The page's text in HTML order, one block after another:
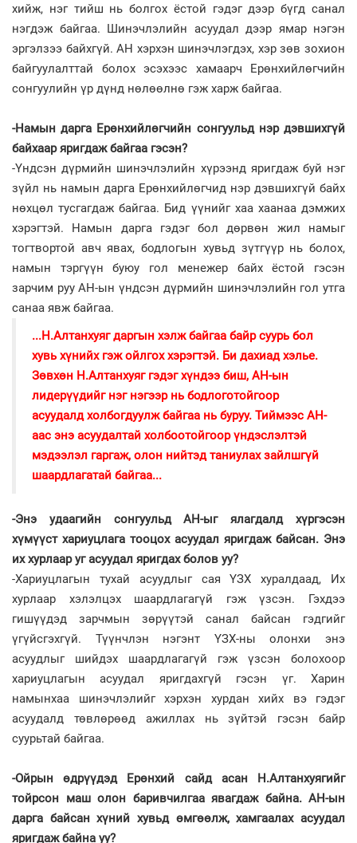
хийж, нэг тийш нь болгох ёстой гэдэг дээр бүгд санал
нэгдэж байгаа. Шинэчлэлийн асуудал дээр ямар нэгэн
эргэлзээ байхгүй. АН хэрхэн шинэчлэгдэх, хэр зөв зохион
байгуулалттай болох эсэхээс хамаарч Ерөнхийлөгчийн
сонгуулийн үр дүнд нөлөөлнө гэж харж байгаа.
-Намын дарга Ерөнхийлөгчийн сонгуульд нэр дэвшихгүй
байхаар яригдаж байгаа гэсэн?
-Үндсэн дүрмийн шинэчлэлийн хүрээнд яригдаж буй нэг
зүйл нь намын дарга Ерөнхийлөгчид нэр дэвшихгүй байх
нөхцөл тусгагдаж байгаа. Бид үүнийг хаа хаанаа дэмжих
хэрэгтэй. Намын дарга гэдэг бол дөрвөн жил намыг
тогтвортой авч явах, бодлогын хувьд зүтгүүр нь болох,
намын тэргүүн буюу гол менежер байх ёстой гэсэн
зарчим руу АН-ын үндсэн дүрмийн шинэчлэлийн гол утга
санаа явж байгаа.
...Н.Алтанхуяг даргын хэлж байгаа байр суурь бол
хувь хүнийх гэж ойлгох хэрэгтэй. Би дахиад хэлье.
Зөвхөн Н.Алтанхуяг гэдэг хүндээ биш, АН-ын
лидерүүдийг нэг нэгээр нь бодлоготойгоор
асуудалд холбогдуулж байгаа нь буруу. Тиймээс АН-
аас энэ асуудалтай холбоотойгоор үндэслэлтэй
мэдээлэл гаргаж, олон нийтэд таниулах зайлшгүй
шаардлагатай байгаа...
-Энэ удаагийн сонгуульд АН-ыг ялагдалд хүргэсэн
хүмүүст хариуцлага тооцох асуудал яригдаж байсан. Энэ
их хурлаар уг асуудал яригдах болов уу?
-Хариуцлагын тухай асуудлыг сая ҮЗХ хуралдаад, Их
хурлаар хэлэлцэх шаардлагагүй гэж үзсэн. Гэхдээ
гишүүдэд зарчмын зөрүүтэй санал байсан гэдгийг
үгүйсгэхгүй. Түүнчлэн нэгэнт ҮЗХ-ны олонхи энэ
асуудлыг шийдэх шаардлагагүй гэж үзсэн болохоор
хариуцлагын асуудал яригдахгүй гэсэн үг. Харин
намынхаа шинэчлэлийг хэрхэн хурдан хийх вэ гэдэг
асуудалд төвлөрөөд ажиллах нь зүйтэй гэсэн байр
суурьтай байгаа.
-Ойрын өдрүүдэд Ерөнхий сайд асан Н.Алтанхуягийг
тойрсон маш олон баривчилгаа явагдаж байна. АН-ын
дарга байсан хүний хувьд өмгөөлж, хамгаалах асуудал
яригдаж байна уу?